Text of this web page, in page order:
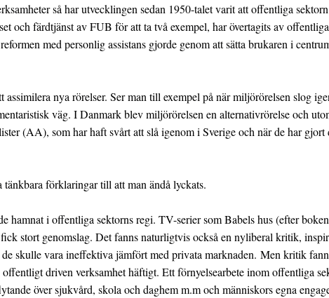
så har utvecklingen sedan 1950-talet varit att offentliga
och färdtjänst av FUB för att ta två exempel, har övertagits av
med personlig assistans gjorde genom att sätta brukaren i
nya rörelser. Ser man till exempel på när miljörörelsen slog
väg. I Danmark blev miljörörelsen en alternativrörelse och
(AA), som har haft svårt att slå igenom i Sverige och när de har
förklaringar till att man ändå lyckats.
i offentliga sektorns regi. TV-serier som Babels hus (efter
stort genomslag. Det fanns naturligtvis också en nyliberal kritik,
skulle vara ineffektiva jämfört med privata marknaden. Men kritik
driven verksamhet häftigt. Ett förnyelsearbete inom offentliga
över sjukvård, skola och daghem m.m och människors egna